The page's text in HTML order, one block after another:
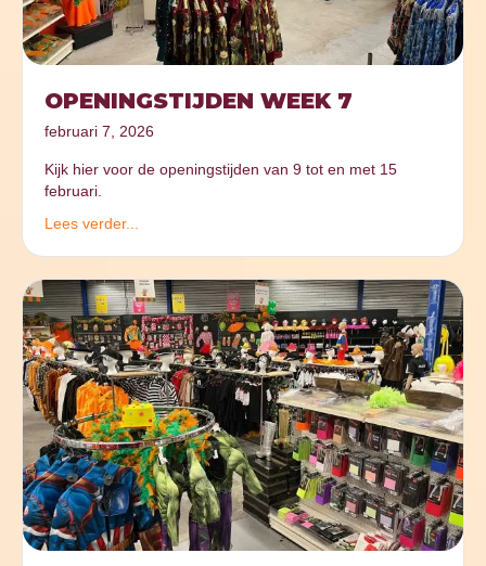
OPENINGSTIJDEN WEEK 7
februari 7, 2026
Kijk hier voor de openingstijden van 9 tot en met 15
februari.
Lees verder...